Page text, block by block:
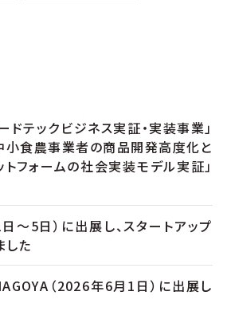
テックビジネス実証・実装事業」
小食農事業者の商品開発高度化と
フォームの社会実装モデル実証」
5日）に出展し、スタートアップ
した
（2026年6月1日）に出展し